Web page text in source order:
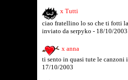
x Tutti
ciao fratellino lo so che ti fotti
inviato da serpyko - 18/10/2003
x anna
ti sento in quasi tute le canzoni
17/10/2003